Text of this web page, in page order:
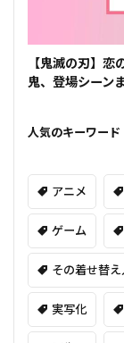
【鬼滅の刃】
鬼、登場シーン
人気のキーワード
アニメ
ゲーム
その着せ替
実写化